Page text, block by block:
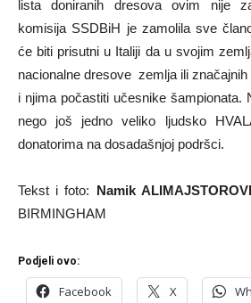
lista doniranih dresova ovim nije
komisija SSDBiH je zamolila sve
će biti prisutni u Italiji da u svojim
nacionalne dresove zemlja ili
i njima počastiti učesnike šampionata.
nego još jedno veliko ljudsko
donatorima na dosadašnjoj podršci.
Tekst i foto: Namik
BIRMINGHAM
Podjeli ovo:
Facebook X